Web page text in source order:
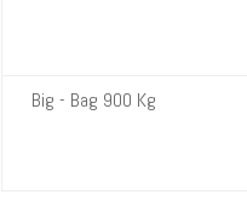
Big - Bag 900 Kg